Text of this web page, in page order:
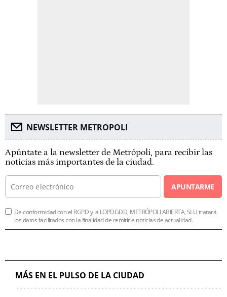
NEWSLETTER METROPOLI
Apúntate a la newsletter de Metrópoli, para recibir las
noticias más importantes de la ciudad.
APUNTARME
De conformidad con el RGPD y la LOPDGDD, METRÓPOLI ABIERTA, SLU tratará
los datos facilitados con la finalidad de remitirle noticias de actualidad.
MÁS EN EL PULSO DE LA CIUDAD